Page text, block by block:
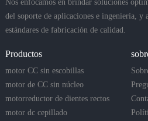
Nos enfocamos en brindar soluciones
del soporte de aplicaciones e ingeniería, y
estándares de fabricación de calidad.
Productos
motor CC sin escobillas
motor de CC sin núcleo
motorreductor de dientes rectos
motor dc cepillado